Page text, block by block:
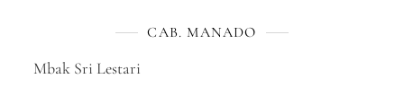
CAB. MANADO
Mbak Sri Lestari